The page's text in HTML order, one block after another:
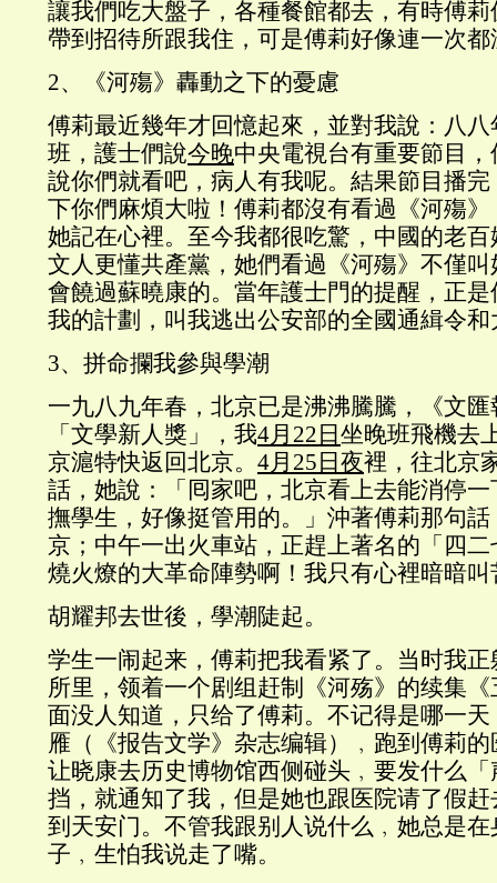
讓我們吃大盤子，各種餐館都去，有時傅
帶到招待所跟我住，可是傅莉好像連一次
2、《河殤》轟動之下的憂慮
傅莉最近幾年才回憶起來，並對我說：八
班，護士們說今晚中央電視台有重要節目
說你們就看吧，病人有我呢。結果節目播
下你們麻煩大啦！傅莉都沒有看過《河殤
她記在心裡。至今我都很吃驚，中國的老
文人更懂共產黨，她們看過《河殤》不僅
會饒過蘇曉康的。當年護士門的提醒，正
我的計劃，叫我逃出公安部的全國通緝令和
3、拼命攔我參與學潮
一九八九年春，北京已是沸沸騰騰，《文
「文學新人獎」，我4月22日 坐晚班飛機去
京滬特快返回北京。 4月25日夜裡，往北京
話，她說：「囘家吧，北京看上去能消停
撫學生，好像挺管用的。」沖著傅莉那句
京；中午一出火車站，正趕上著名的「四
燒火燎的大革命陣勢啊！我只有心裡暗暗
胡耀邦去世後，學潮陡起。
学生一闹起来，傅莉把我看紧了。当时我
所里，领着一个剧组赶制《河殇》的续集
面没人知道，只给了傅莉。不记得是哪一
雁（《报告文学》杂志编辑）﹐跑到傅莉
让晓康去历史博物馆西侧碰头﹐要发什么
挡，就通知了我，但是她也跟医院请了假
到天安门。不管我跟别人说什么﹐她总是
子﹐生怕我说走了嘴。